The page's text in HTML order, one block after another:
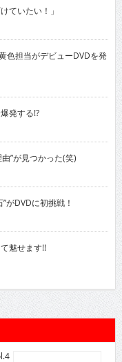
ていたい！」
担当がデビューDVDを発
発する!?
”が見つかった(笑)
がDVDに初挑戦！
魅せます!!